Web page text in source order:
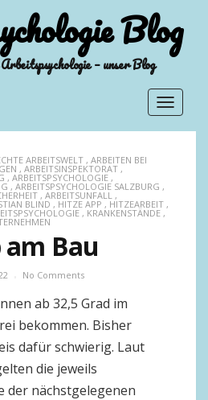
Blog
– unser Blog
Toggle
ARBEITSWELT , ARBEITEN BEI
, ARBEITSINSPEKTORAT ,
, ARBEITSPSYCHOLOGIE ,
, ARBEITSPSYCHOLOGIE SALZBURG ,
, ARBEITSUNFALL ,
BLIND , HITZE APP , HITZEARBEIT ,
, KRANKENSTÄNDE ,
Bau
No Comments
ab 32,5 Grad im
bekommen. Bisher
dafür schwierig. Laut
die jeweils
der nächstgelegenen